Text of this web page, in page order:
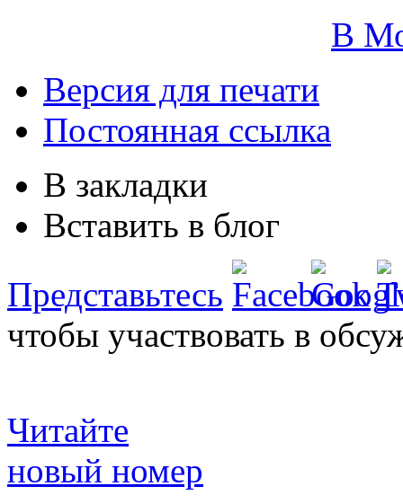
В
Версия для печати
Постоянная ссылка
В закладки
Вставить в блог
Представьтесь
чтобы участвовать в
Читайте
новый номер